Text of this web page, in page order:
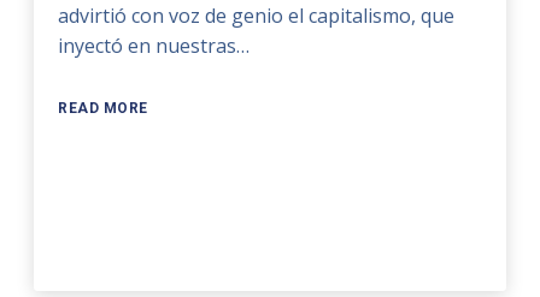
advirtió con voz de genio el capitalismo, que
inyectó en nuestras…
READ MORE